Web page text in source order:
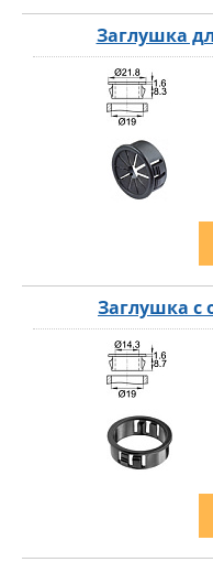
Заглушка
Заглушка с